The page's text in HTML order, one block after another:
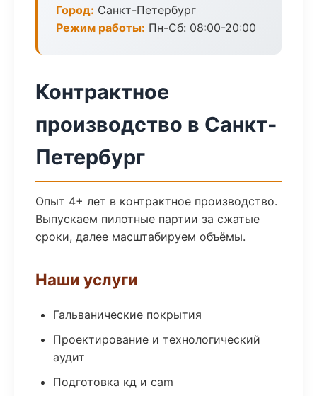
Город: Санкт-Петербург
Режим работы: Пн-Сб: 08:00-20:00
Контрактное
производство в Санкт-
Петербург
Опыт 4+ лет в контрактное производство.
Выпускаем пилотные партии за сжатые
сроки, далее масштабируем объёмы.
Наши услуги
Гальванические покрытия
Проектирование и технологический
аудит
Подготовка кд и cam